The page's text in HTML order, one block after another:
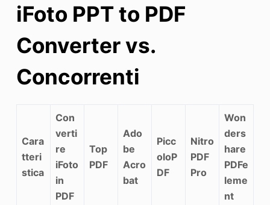
iFoto PPT to PDF
Converter vs.
Concorrenti
Cara
tteri
stica
Con
verti
re
iFoto
in
PDF
Top
PDF
Ado
be
Acro
bat
Picc
oloP
DF
Nitro
PDF
Pro
Won
ders
hare
PDFe
leme
nt